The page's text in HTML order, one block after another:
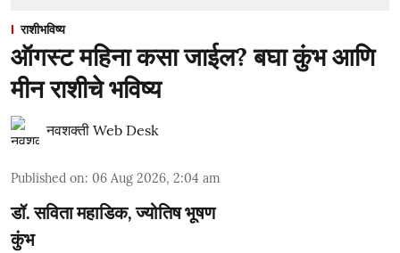
राशीभविष्य
ऑगस्ट महिना कसा जाईल? बघा कुंभ आणि
मीन राशीचे भविष्य
नवशक्ती Web Desk
Published on: 06 Aug 2026, 2:04 am
डॉ. सविता महाडिक, ज्योतिष भूषण
कुंभ